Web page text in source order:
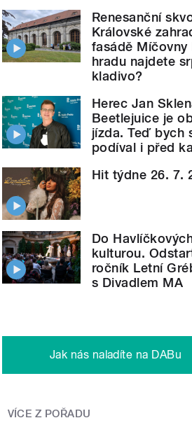
Renesanční
Královské
fasádě Míčovny
hradu najdete
kladivo?
Herec Jan
Beetlejuice je
jízda. Teď bych
podíval i před
Hit týdne 26. 7.
Do
kulturou.
ročník Letní
s Divadlem MA
Jak nás naladíte na DABu
VÍCE Z POŘADU